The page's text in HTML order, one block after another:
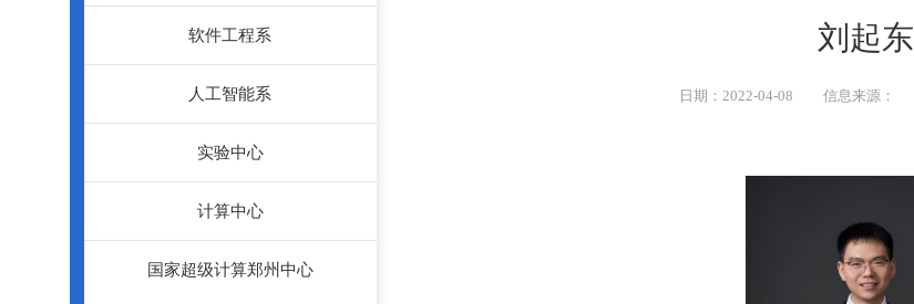
软件工程系
人工智能系
实验中心
计算中心
国家超级计算郑州中心
刘起东
日期：2022-04-08 信息来源：